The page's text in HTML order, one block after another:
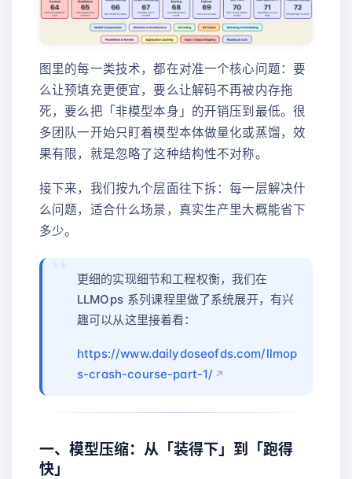
图里的每一类技术，都在对准一个核心问题：要
么让预填充更便宜，要么让解码不再被内存拖
死，要么把「非模型本身」的开销压到最低。很
多团队一开始只盯着模型本体做量化或蒸馏，效
果有限，就是忽略了这种结构性不对称。
接下来，我们按九个层面往下拆：每一层解决什
么问题，适合什么场景，真实生产里大概能省下
多少。
更细的实现细节和工程权衡，我们在
LLMOps 系列课程里做了系统展开，有兴
趣可以从这里接着看：
https://www.dailydoseofds.com/llmop
s-crash-course-part-1/
一、模型压缩：从「装得下」到「跑得
快」